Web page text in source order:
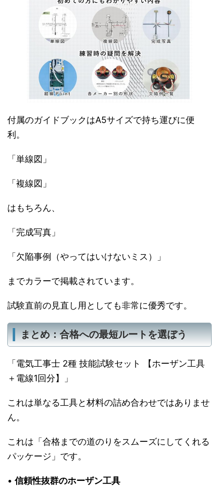
付属のガイドブックはA5サイズで持ち運びに便
利。
「単線図」
「複線図」
はもちろん、
「完成写真」
「欠陥事例（やってはいけないミス）」
までカラーで掲載されています。
試験直前の見直し用としても非常に優秀です。
まとめ：合格への最短ルートを選ぼう
「電気工事士 2種 技能試験セット 【ホーザン工具
＋電線1回分】」
これは単なる工具と材料の詰め合わせではありませ
ん。
これは「合格までの道のりをスムーズにしてくれる
パッケージ」です。
• 信頼性抜群のホーザン工具